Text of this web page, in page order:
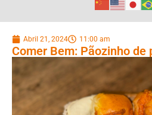
Abril 21, 2024 11:00 am
Comer Bem: Pãozinho de